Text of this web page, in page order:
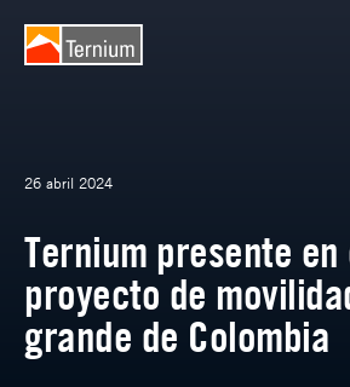
26 abril 2024
Ternium presente en
proyecto de
grande de Colombia